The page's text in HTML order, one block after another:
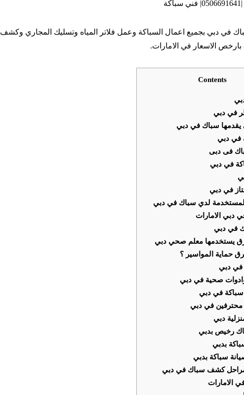
|0506691641| فني سباكة
في دبي بجميع اعمال السباكة وعمل فلاتر المياه وتسليك المجاري وكشف
بارخص الاسعار في الامارات.
Contents
في دبي
يقدمها سباك في دبي
في دبي
فى دبى
في دبي
في دبي
لدي سباك في دبي
دبي الامارات
في دبي
حماية المواسير ؟
في دبي
صحية في دبي
في دبي
في دبي
دبي
رخيص بدبي
بدبي
سباكة بدبي
كشف سباك في دبي
الامارات